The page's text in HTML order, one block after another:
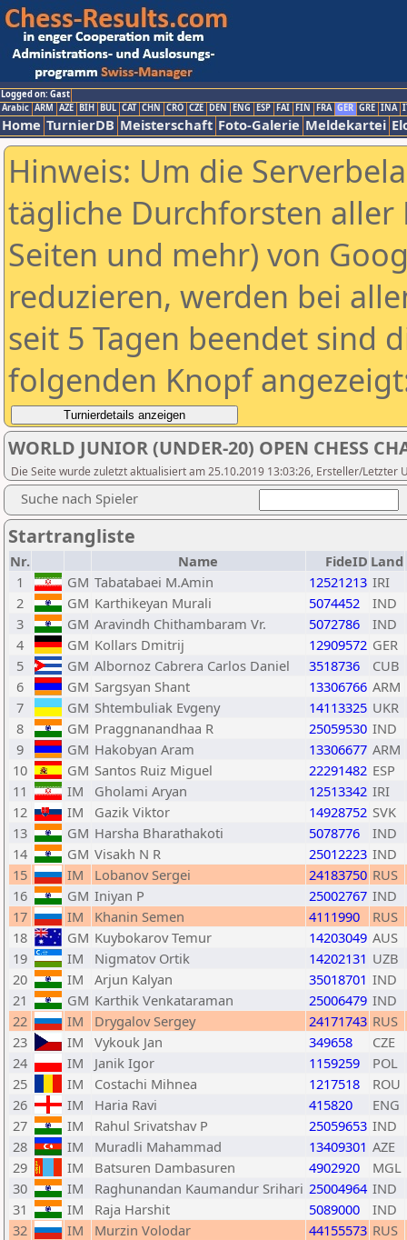
Logged on: Gast
Arabic ARM AZE BIH BUL CAT CHN CRO CZE DEN ENG ESP FAI FIN FRA GER GRE INA
Home TurnierDB Meisterschaft Foto-Galerie Meldekartei
Hinweis: Um die
tägliche Durchforsten aller
Seiten und mehr) von
reduzieren, werden bei
seit 5 Tagen beendet sind
folgenden Knopf
WORLD JUNIOR (UNDER-20) OPEN CHESS
Die Seite wurde zuletzt aktualisiert am 25.10.2019 13:03:26, Ersteller/Letzter
Suche nach Spieler
Startrangliste
Nr. Name FideID Land
1
GM Tabatabaei M.Amin 12521213 IRI
2
GM Karthikeyan Murali 5074452
IND
3
GM Aravindh Chithambaram Vr. 5072786
IND
4
GM Kollars Dmitrij 12909572 GER
5
GM Albornoz Cabrera Carlos Daniel 3518736
CUB
6
GM Sargsyan Shant 13306766 ARM
7
GM Shtembuliak Evgeny 14113325 UKR
8
GM Praggnanandhaa R 25059530 IND
9
GM Hakobyan Aram 13306677 ARM
10
GM Santos Ruiz Miguel 22291482 ESP
11
IM Gholami Aryan 12513342 IRI
12
IM Gazik Viktor 14928752 SVK
13
GM Harsha Bharathakoti 5078776
IND
14
GM Visakh N R 25012223 IND
15
IM Lobanov Sergei 24183750 RUS
16
GM Iniyan P 25002767 IND
17
IM Khanin Semen 4111990
RUS
18
GM Kuybokarov Temur 14203049 AUS
19
IM Nigmatov Ortik 14202131 UZB
20
IM Arjun Kalyan 35018701 IND
21
GM Karthik Venkataraman 25006479 IND
22
IM Drygalov Sergey 24171743 RUS
23
IM Vykouk Jan 349658
CZE
24
IM Janik Igor 1159259
POL
25
IM Costachi Mihnea 1217518
ROU
26
IM Haria Ravi 415820
ENG
27
IM Rahul Srivatshav P 25059653 IND
28
IM Muradli Mahammad 13409301 AZE
29
IM Batsuren Dambasuren 4902920
MGL
30
IM Raghunandan Kaumandur Srihari 25004964 IND
31
IM Raja Harshit 5089000
IND
32
IM Murzin Volodar 44155573 RUS